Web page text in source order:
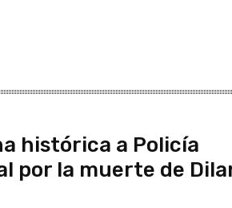
histórica a Policía
por la muerte de